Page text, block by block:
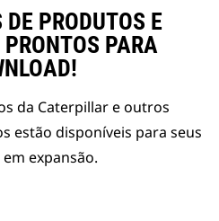
DE PRODUTOS E
PARA
da Caterpillar e outros
estão disponíveis para seus
expansão.